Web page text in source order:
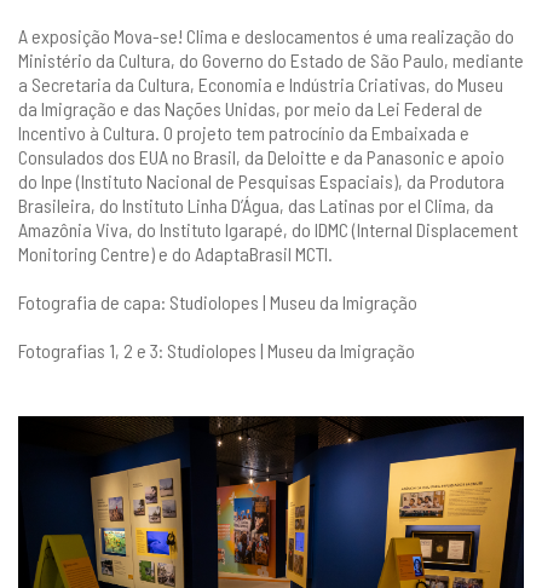
A exposição Mova-se! Clima e deslocamentos é uma realização do
Ministério da Cultura, do Governo do Estado de São Paulo, mediante
a Secretaria da Cultura, Economia e Indústria Criativas, do Museu
da Imigração e das Nações Unidas, por meio da Lei Federal de
Incentivo à Cultura. O projeto tem patrocínio da Embaixada e
Consulados dos EUA no Brasil, da Deloitte e da Panasonic e apoio
do Inpe (Instituto Nacional de Pesquisas Espaciais), da Produtora
Brasileira, do Instituto Linha D’Água, das Latinas por el Clima, da
Amazônia Viva, do Instituto Igarapé, do IDMC (Internal Displacement
Monitoring Centre) e do AdaptaBrasil MCTI.
Fotografia de capa: Studiolopes | Museu da Imigração
Fotografias 1, 2 e 3: Studiolopes | Museu da Imigração